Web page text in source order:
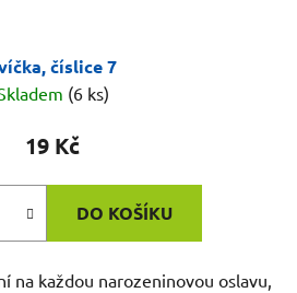
číslice 7
(6 ks)
19 Kč
DO KOŠÍKU
na každou narozeninovou oslavu,